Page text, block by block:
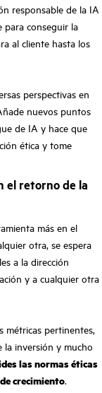
responsable de la IA
para conseguir la
al cliente hasta los
perspectivas en
nuevos puntos
de IA y hace que
ética y tome
el retorno de la
más en el
otra, se espera
a la dirección
y a cualquier otra
métricas pertinentes,
la inversión y mucho
las normas éticas
crecimiento.